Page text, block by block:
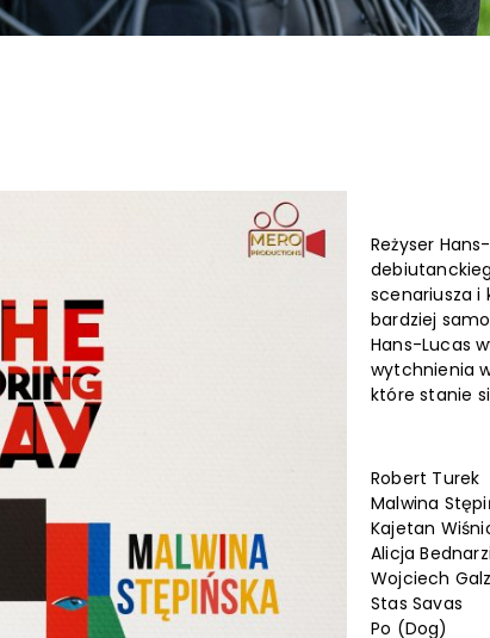
Reżyser
scenariusza i
bardziej
Hans-Lucas
wytchnienia
które stanie
Robert Turek
Malwina
Kajetan
Alicja Bednarzi
Wojciech
Stas Savas
Po (Dog)